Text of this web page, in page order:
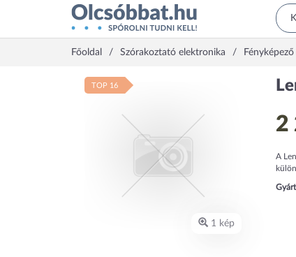
Főoldal Szórakoztató elektronika
TOP 16
1 kép
2
A